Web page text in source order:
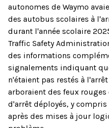
autonomes de Waymo
des autobus scolaires à
durant l'année scolaire
Traffic Safety
des informations
signalements indiquant
n'étaient pas restés à
arboraient des feux
d'arrêt déployés, y
après des mises à jour